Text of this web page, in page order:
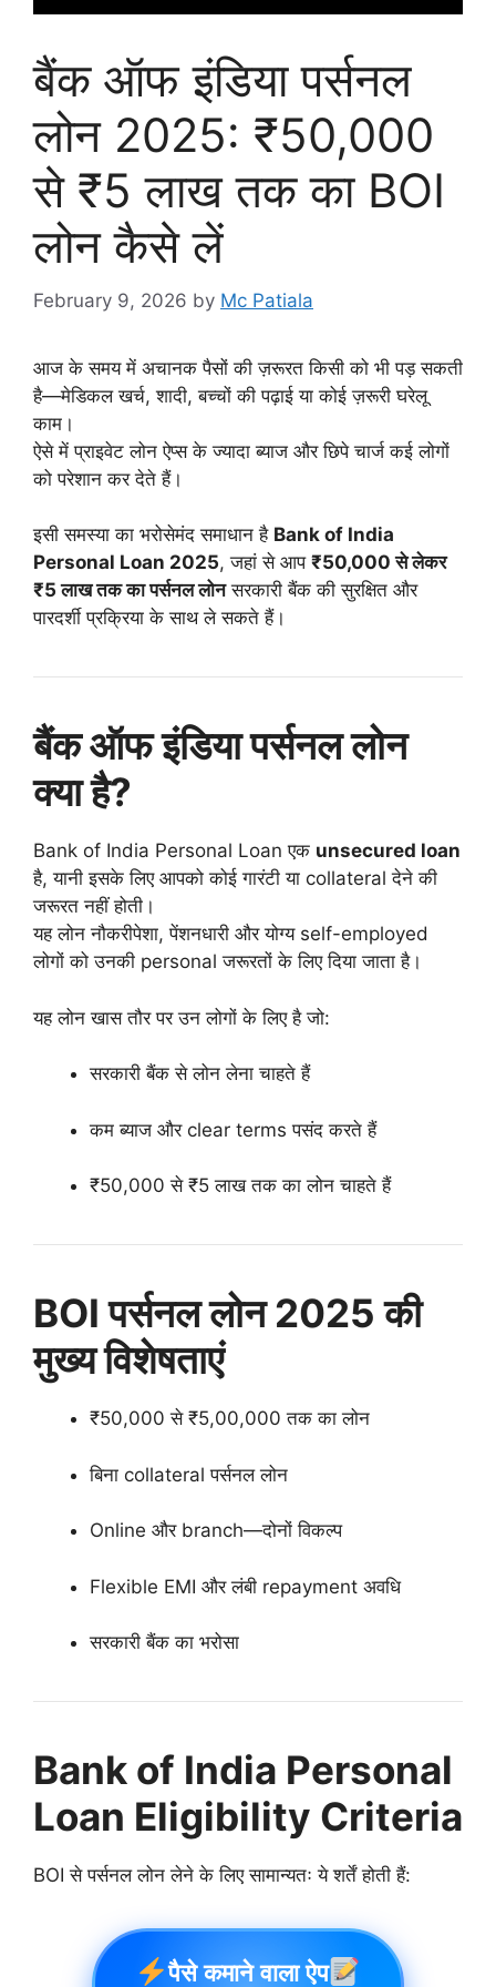
बैंक ऑफ इंडिया पर्सनल
लोन 2025: ₹50,000
से ₹5 लाख तक का BOI
लोन कैसे लें
February 9, 2026 by Mc Patiala
आज के समय में अचानक पैसों की ज़रूरत किसी को भी पड़ सकती
है—मेडिकल खर्च, शादी, बच्चों की पढ़ाई या कोई ज़रूरी घरेलू
काम।
ऐसे में प्राइवेट लोन ऐप्स के ज्यादा ब्याज और छिपे चार्ज कई लोगों
को परेशान कर देते हैं।
इसी समस्या का भरोसेमंद समाधान है Bank of India
Personal Loan 2025, जहां से आप ₹50,000 से लेकर
₹5 लाख तक का पर्सनल लोनसरकारी बैंक की सुरक्षित और
पारदर्शी प्रक्रिया के साथ ले सकते हैं।
बैंक ऑफ इंडिया पर्सनल लोन
क्या है?
Bank of India Personal Loan एक unsecured loan
है, यानी इसके लिए आपको कोई गारंटी या collateral देने की
जरूरत नहीं होती।
यह लोन नौकरीपेशा, पेंशनधारी और योग्य self-employed
लोगों को उनकी personal जरूरतों के लिए दिया जाता है।
यह लोन खास तौर पर उन लोगों के लिए है जो:
सरकारी बैंक से लोन लेना चाहते हैं
कम ब्याज और clear terms पसंद करते हैं
₹50,000 से ₹5 लाख तक का लोन चाहते हैं
BOI पर्सनल लोन 2025 की
मुख्य विशेषताएं
₹50,000 से ₹5,00,000 तक का लोन
बिना collateral पर्सनल लोन
Online और branch—दोनों विकल्प
Flexible EMI और लंबी repayment अवधि
सरकारी बैंक का भरोसा
Bank of India Personal
Loan Eligibility Criteria
BOI से पर्सनल लोन लेने के लिए सामान्यतः ये शर्तें होती हैं:
पैसे कमाने वाला ऐप